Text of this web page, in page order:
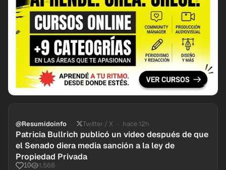
@Resumidoinfo Twitter / X hace 12h
Patricia Bullrich publicó un video después de que
el Senado diera media sanción a la ley de
Propiedad Privada
10 1,568